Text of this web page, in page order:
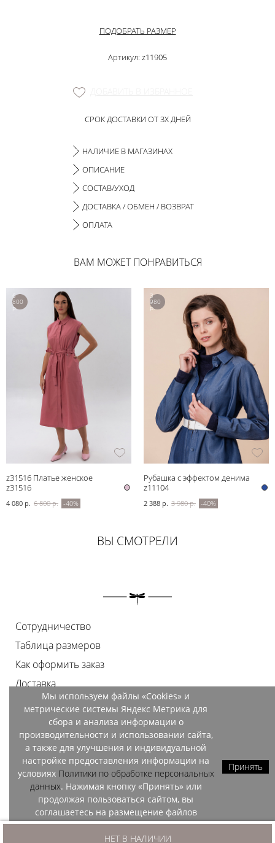
ПОДОБРАТЬ РАЗМЕР
Артикул: z11905
НЕТ В НАЛИЧИИ
СРОК ДОСТАВКИ ОТ 3Х ДНЕЙ
НАЛИЧИЕ В МАГАЗИНАХ
ОПИСАНИЕ
СОСТАВ/УХОД
ДОСТАВКА / ОБМЕН / ВОЗВРАТ
ОПЛАТА
ВАМ МОЖЕТ ПОНРАВИТЬСЯ
6
800
р.
z31516 Платье женское
z31516
4 080 р. 6 800 р. -40%
3
980
р.
Рубашка с эффектом денима
z11104
2 388 р. 3 980 р. -40%
ВЫ СМОТРЕЛИ
Сотрудничество
Таблица размеров
Как оформить заказ
Доставка
Оплата
Возврат
Документы
Контакты
Магазины
Мы используем файлы «Cookies» и
метрические системы Яндекс Метрика для
сбора и анализа информации о
производительности и использовании сайта,
а также для улучшения и индивидуальной
настройке предоставления информации на
условиях Политики по обработке персональных
данных. Нажимая кнопку «Принять» или
продолжая пользоваться сайтом, вы
соглашаетесь на размещение файлов
«Cookies» и обработку данных метрических
систем Яндекс Метрика.
Принять